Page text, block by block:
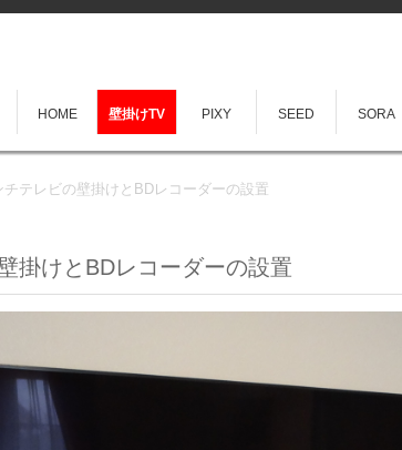
HOME 壁掛けTV PIXY SEED SORA
テレビの壁掛けとBDレコーダーの設置
掛けとBDレコーダーの設置